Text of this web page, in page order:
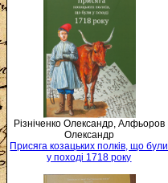
Різніченко Олександр, Алфьоров
Олександр
Присяга козацьких полків, що були
у поході 1718 року